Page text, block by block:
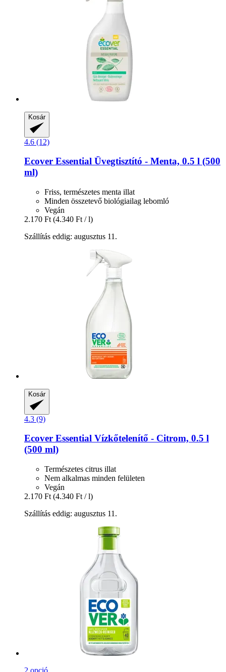
Kosár
4.6 (12)
Ecover Essential Üvegtisztító -​ Menta, 0.5 l (500
ml)
Friss, természetes menta illat
Minden összetevő biológiailag lebomló
Vegán
2.170 Ft (4.340 Ft / l)
Szállítás eddig: augusztus 11.
Kosár
4.3 (9)
Ecover Essential Vízkőtelenítő -​ Citrom, 0.5 l
(500 ml)
Természetes citrus illat
Nem alkalmas minden felületen
Vegán
2.170 Ft (4.340 Ft / l)
Szállítás eddig: augusztus 11.